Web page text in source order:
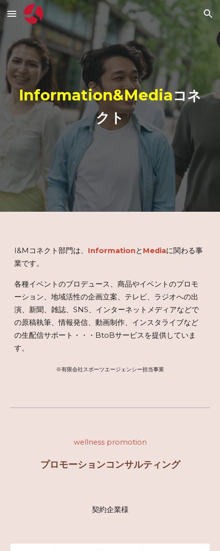
Skip to main content Skip to navigation
Information&Mediaコネ
クト
I&M コネクト部門は、 Informationと Mediaに関わる事
業です。
各種イベントのプロデュース 、商品やイベントのプロモ
ーション、地域活性の企画立案、テレビ、ラジオへの出
演、 新聞、雑誌、SNS、インターネットメディアなどで
の原稿執筆、情報発信、動画制作、インスタライブなど
の生配信サポート ・・・ BtoBサービスを提供していま
す。
※有限会社スポーツエージェンシー担当事業
wellness promotion
プロモーションコンサルティング
契約企業様